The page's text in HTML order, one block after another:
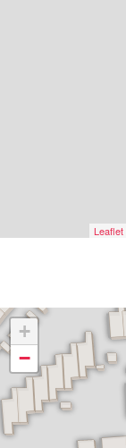
Leaflet
+
−